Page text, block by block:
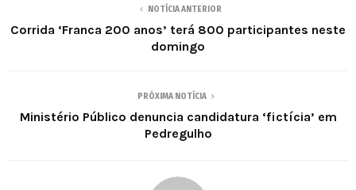
NOTÍCIA ANTERIOR
Corrida ‘Franca 200 anos’ terá 800 participantes neste
domingo
PRÓXIMA NOTÍCIA
Ministério Público denuncia candidatura ‘fictícia’ em
Pedregulho